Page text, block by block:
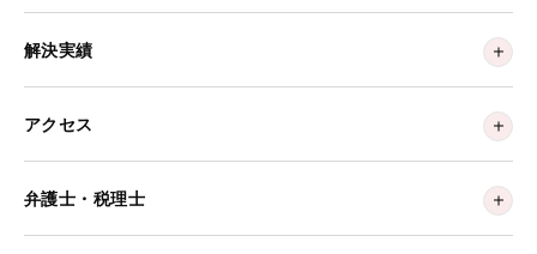
解決実績
アクセス
弁護士・税理士